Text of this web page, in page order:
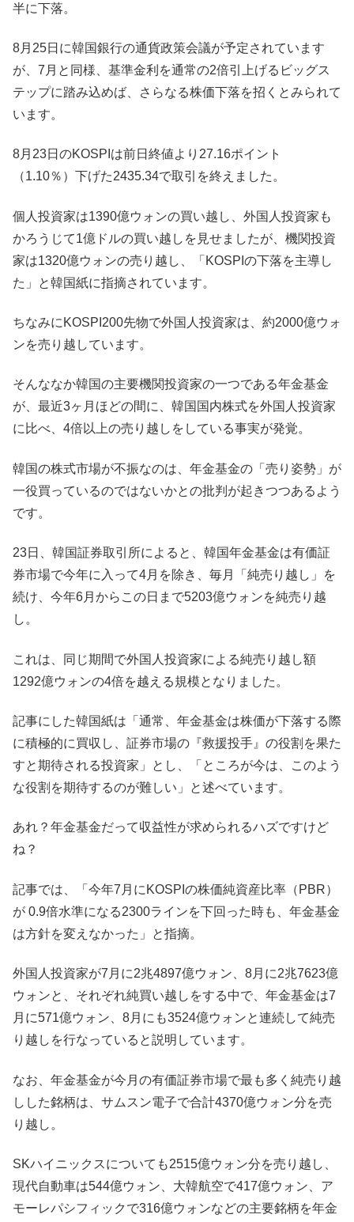
半に下落。
8月25日に韓国銀行の通貨政策会議が予定されています
が、7月と同様、基準金利を通常の2倍引上げるビッグス
テップに踏み込めば、さらなる株価下落を招くとみられて
います。
8月23日のKOSPIは前日終値より27.16ポイント
（1.10％）下げた2435.34で取引を終えました。
個人投資家は1390億ウォンの買い越し、外国人投資家も
かろうじて1億ドルの買い越しを見せましたが、機関投資
家は1320億ウォンの売り越し、「KOSPIの下落を主導し
た」と韓国紙に指摘されています。
ちなみにKOSPI200先物で外国人投資家は、約2000億ウォ
ンを売り越しています。
そんななか韓国の主要機関投資家の一つである年金基金
が、最近3ヶ月ほどの間に、韓国国内株式を外国人投資家
に比べ、4倍以上の売り越しをしている事実が発覚。
韓国の株式市場が不振なのは、年金基金の「売り姿勢」が
一役買っているのではないかとの批判が起きつつあるよう
です。
23日、韓国証券取引所によると、韓国年金基金は有価証
券市場で今年に入って4月を除き、毎月「純売り越し」を
続け、今年6月からこの日まで5203億ウォンを純売り越
し。
これは、同じ期間で外国人投資家による純売り越し額
1292億ウォンの4倍を越える規模となりました。
記事にした韓国紙は「通常、年金基金は株価が下落する際
に積極的に買収し、証券市場の『救援投手』の役割を果た
すと期待される投資家」とし、「ところが今は、このよう
な役割を期待するのが難しい」と述べています。
あれ？年金基金だって収益性が求められるハズですけど
ね？
記事では、「今年7月にKOSPIの株価純資産比率（PBR）
が 0.9倍水準になる2300ラインを下回った時も、年金基金
は方針を変えなかった」と指摘。
外国人投資家が7月に2兆4897億ウォン、8月に2兆7623億
ウォンと、それぞれ純買い越しをする中で、年金基金は7
月に571億ウォン、8月にも3524億ウォンと連続して純売
り越しを行なっていると説明しています。
なお、年金基金が今月の有価証券市場で最も多く純売り越
しした銘柄は、サムスン電子で合計4370億ウォン分を売
り越し。
SKハイニックスについても2515億ウォン分を売り越し、
現代自動車は544億ウォン、大韓航空で417億ウォン、ア
モーレパシフィックで316億ウォンなどの主要銘柄を年金